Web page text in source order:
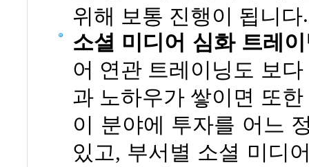
위해 보통 진행이 됩니다.
소셜 미디어 심화 트레
어 연관 트레이닝도 보
과 노하우가 쌓이면 또
이 분야에 투자를 어느
있고, 부서별 소셜 미디